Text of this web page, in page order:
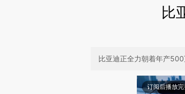
比
比亚迪正全力朝着年产
订阅后播放